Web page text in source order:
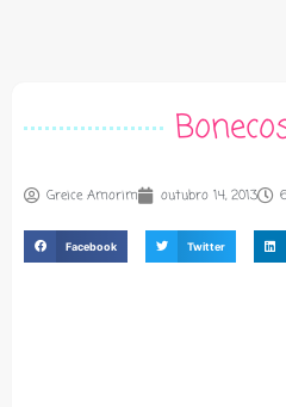
Greice Amorim outubro 14, 2013
Facebook Twitter